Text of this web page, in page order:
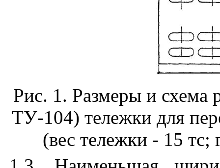
Рис. 1. Размеры и схема
ТУ-104) тележки для
(вес тележки - 15 тс;